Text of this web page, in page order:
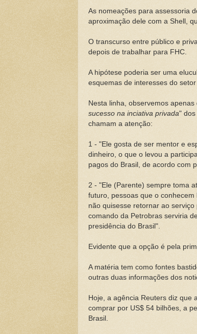
As nomeações para assessoria
aproximação dele com a Shell,
O transcurso entre público e
depois de trabalhar para FHC.
A hipótese poderia ser uma
esquemas de interesses do
Nesta linha, observemos
sucesso na inciativa privada" dos
chamam a atenção:
1 - "Ele gosta de ser mentor e
dinheiro, o que o levou a
pagos do Brasil, de acordo com
2 - "Ele (Parente) sempre toma
futuro, pessoas que o
não quisesse retornar ao
comando da Petrobras serviria
presidência do Brasil".
Evidente que a opção é pela
A matéria tem como fontes
outras duas informações dos
Hoje, a agência Reuters diz que
comprar por US$ 54 bilhões, a
Brasil.